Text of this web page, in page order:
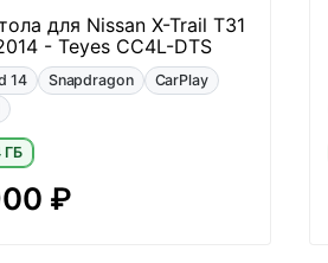
для Nissan X-Trail T31
- Teyes CC4L-DTS
14 Snapdragon
CarPlay
ГБ
₽